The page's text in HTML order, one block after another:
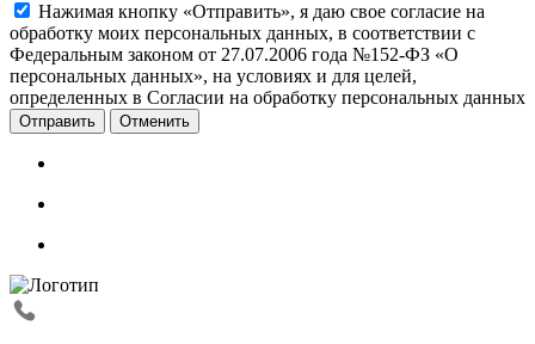
Нажимая кнопку «Отправить», я даю свое согласие на
обработку моих персональных данных, в соответствии с
Федеральным законом от 27.07.2006 года №152-ФЗ «О
персональных данных», на условиях и для целей,
определенных в Согласии на обработку персональных данных
Отменить